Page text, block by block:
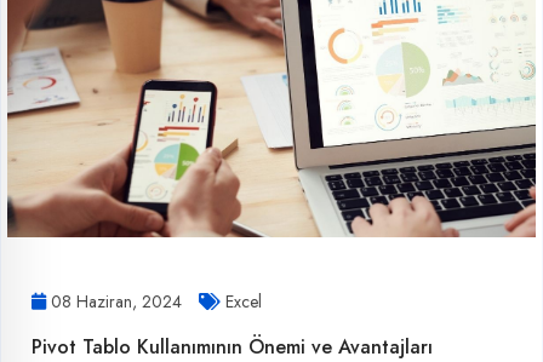
08 Haziran, 2024 Excel
Pivot Tablo Kullanımının Önemi ve Avantajları